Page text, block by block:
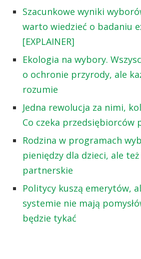
Szacunkowe wyniki
warto wiedzieć o badaniu
[EXPLAINER]
Ekologia na wybory.
o ochronie przyrody, ale
rozumie
Jedna rewolucja za nimi,
Co czeka przedsiębiorców
Rodzina w programach
pieniędzy dla dzieci, ale
partnerskie
Politycy kuszą emerytów,
systemie nie mają
będzie tykać